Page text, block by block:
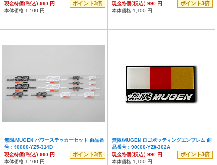
現金特価(税込) 990 円 ポイント3倍
本体価格 1,100 円
現金特価(税込) 990 円 ポイント3倍
本体価格 1,100 円
無限/MUGEN パワーステッカーセット 商品番
号：90000-YZ5-314D
現金特価(税込) 990 円 ポイント3倍
本体価格 1,100 円
無限/MUGEN ロゴポッティングエンブレム 商
品番号：90000-YZ8-302A
現金特価(税込) 990 円 ポイント3倍
本体価格 1,100 円